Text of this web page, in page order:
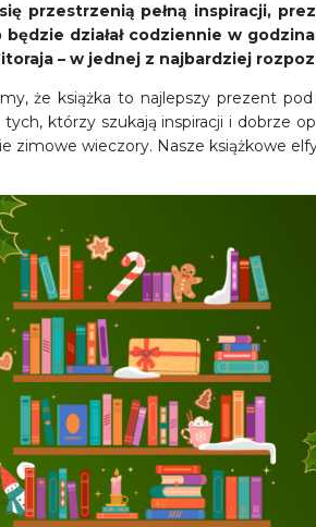
przestrzenią pełną inspiracji,
będzie działał codziennie w
– w jednej z najbardziej
że książka to najlepszy prezent
tych, którzy szukają inspiracji i dobrze
zimowe wieczory. Nasze książkowe